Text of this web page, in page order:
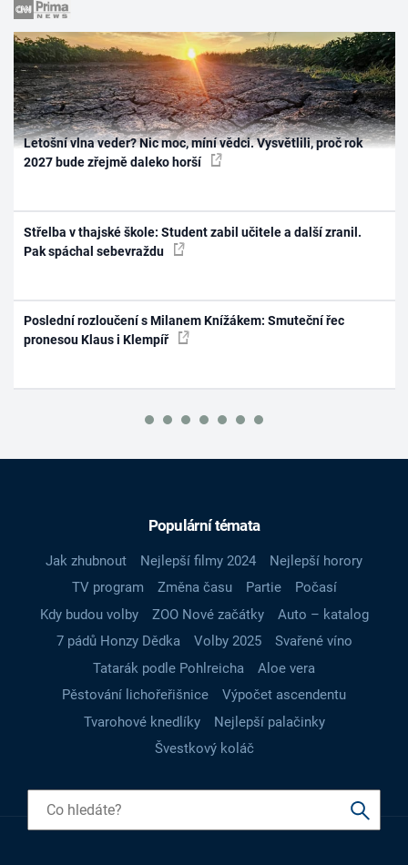
Letošní vlna veder? Nic moc, míní vědci. Vysvětlili, proč rok
2027 bude zřejmě daleko horší
Střelba v thajské škole: Student zabil učitele a další zranil.
Pak spáchal sebevraždu
Poslední rozloučení s Milanem Knížákem: Smuteční řec
pronesou Klaus i Klempíř
Populární témata
Jak zhubnout Nejlepší filmy 2024
Nejlepší horory
TV program
Změna času Partie
Počasí
Kdy budou volby
ZOO Nové začátky
Auto – katalog
7 pádů Honzy Dědka
Volby 2025
Svařené víno
Tatarák podle Pohlreicha
Aloe vera
Pěstování lichořeřišnice
Výpočet ascendentu
Tvarohové knedlíky
Nejlepší palačinky
Švestkový koláč